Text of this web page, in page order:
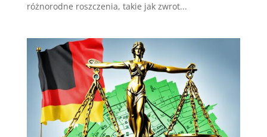
różnorodne roszczenia, takie jak zwrot...